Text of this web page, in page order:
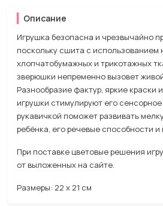
Описание
Игрушка безопасна и чрезвычайно
поскольку сшита с использованием
хлопчатобумажных и трикотажных
зверюшки непременно вызовет
Разнообразие фактур, яркие краски
игрушки стимулируют его сенсорное
рукавичкой поможет развивать
ребёнка, его речевые способности и
При поставке цветовые решения
от выложенных на сайте.
Размеры: 22 х 21 см